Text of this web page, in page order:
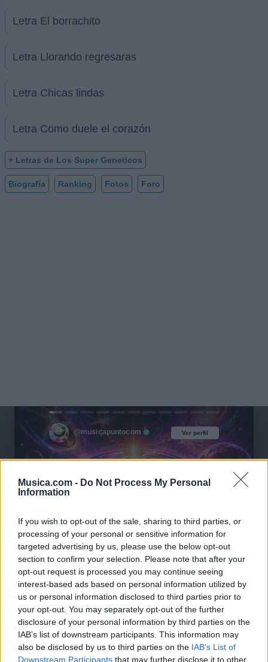
Musica.com - Do Not Process My Personal
Information
If you wish to opt-out of the sale, sharing to third parties, or
processing of your personal or sensitive information for
targeted advertising by us, please use the below opt-out
section to confirm your selection. Please note that after your
opt-out request is processed you may continue seeing
interest-based ads based on personal information utilized by
us or personal information disclosed to third parties prior to
your opt-out. You may separately opt-out of the further
disclosure of your personal information by third parties on the
IAB’s list of downstream participants. This information may
also be disclosed by us to third parties on the IAB’s List of
Downstream Participants that may further disclose it to other
Letra El borrachito
Letra Llorando regresaras
Letra Chicas lindas
Letra Como duele el corazón
+ Letras de Los Super Geneticos
Biografía Ranking Fotos Foro
Ver perfil
@musicapuntocom Ver perfil